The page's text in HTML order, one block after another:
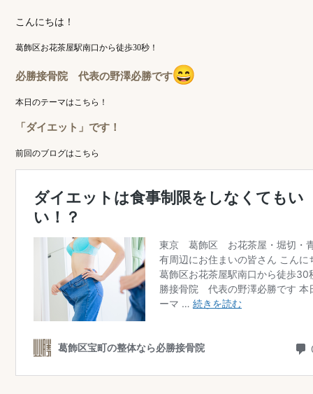
こんにちは！
葛飾区お花茶屋駅南口から徒歩30秒！
必勝接骨院 代表の野澤必勝です
本日のテーマはこちら！
「ダイエット」 です！
前回のブログはこちら